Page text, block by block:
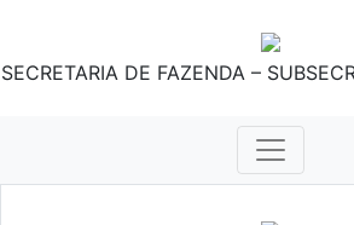
SECRETARIA DE FAZENDA –